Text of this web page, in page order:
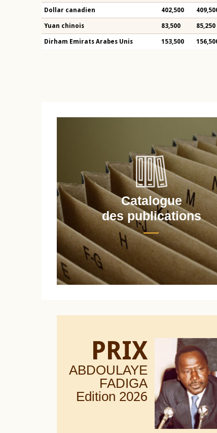
Dollar canadien 402,500
Yuan chinois 83,500 85,250
Dirham Emirats Arabes Unis 153,500
Catalogue
des publications
PRIX
ABDOULAYE
FADIGA
Edition 2026